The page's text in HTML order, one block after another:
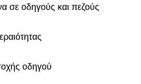
σε οδηγούς και πεζούς
οδηγού